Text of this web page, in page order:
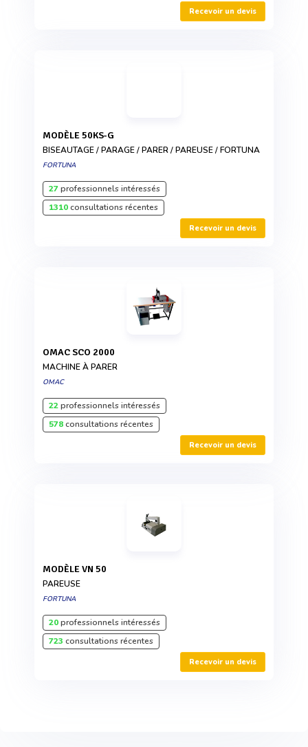
Recevoir un devis
MODÈLE 50KS-G
BISEAUTAGE / PARAGE / PARER / PAREUSE / FORTUNA
FORTUNA
27professionnels intéressés
1310consultations récentes
Recevoir un devis
OMAC SCO 2000
MACHINE À PARER
OMAC
22professionnels intéressés
578consultations récentes
Recevoir un devis
MODÈLE VN 50
PAREUSE
FORTUNA
20professionnels intéressés
723 consultations récentes
Recevoir un devis